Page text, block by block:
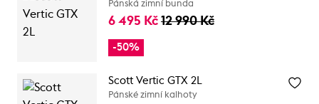
Pánská zimní bunda
6 495 Kč 12 990 Kč
-50%
Scott Vertic GTX 2L
Pánské zimní kalhoty